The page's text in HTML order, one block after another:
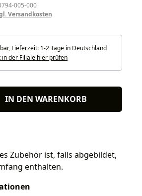
005-000
Versandkosten
Lieferzeit: 1-2 Tage in Deutschland
der Filiale hier prüfen
IN DEN WARENKORB
Zubehör ist, falls abgebildet,
enthalten.